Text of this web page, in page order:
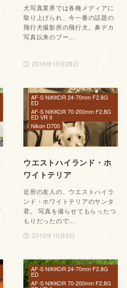
犬写真業界では各種メディアに
取り上げられ、今一番の話題の
飛行犬撮影所の飛行犬。鼻デカ
写真以来のブー…
2010年10月28日
ウエストハイランド・ホ
ワイトテリア
近所の友人の、ウエストハイラ
ンド・ホワイトテリアのサンタ
君。 写真を撮らせてもらったつ
もりだったので…
2010年10月5日
AF-S NIKKOR 24-70mm F2.8G
ED
AF-S NIKKOR 70-200mm F2.8G
ED VR II
Nikon D700
AF-S NIKKOR 24-70mm F2.8G
ED
AF-S NIKKOR 70-200mm F2.8G